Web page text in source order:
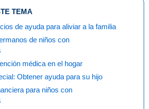
TEMA
de ayuda para aliviar a la familia
de niños con
médica en el hogar
Obtener ayuda para su hijo
para niños con